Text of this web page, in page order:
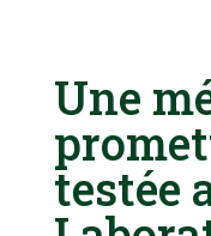
Une
testée